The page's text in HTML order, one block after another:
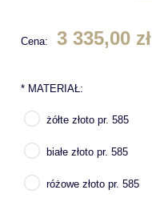
Cena: 3 335,00 zł
* MATERIAŁ:
żółte złoto pr. 585
białe złoto pr. 585
różowe złoto pr. 585